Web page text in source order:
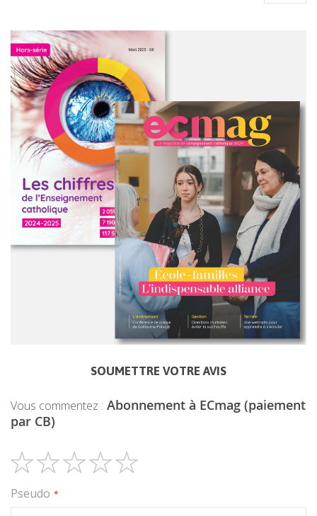
SOUMETTRE VOTRE AVIS
Vous commentez : Abonnement à ECmag (paiement
par CB)
étoile
étoiles
étoiles
étoiles
étoiles
Pseudo